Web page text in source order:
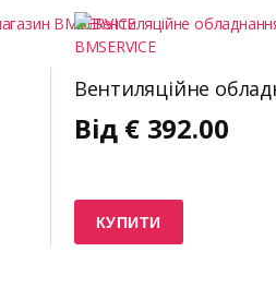
Вентиляційне
Від € 392.00
КУПИТИ